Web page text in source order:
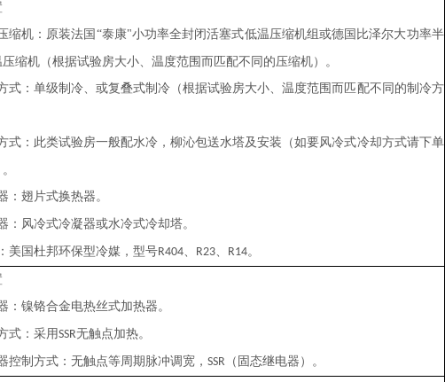
缩机：原装法国“泰康"小功率全封闭活塞式低温压缩机组或德国比泽尔大功率半
缩机（根据试验房大小、温度范围而匹配不同的压缩机）。
式：单级制冷、或复叠式制冷（根据试验房大小、温度范围而匹配不同的制冷方
式：此类试验房一般配水冷，柳沁包送水塔及安装（如要风冷式冷却方式请下单
：翅片式换热器。
：风冷式冷凝器或水冷式冷却塔。
美国杜邦环保型冷媒，型号R404、 R23、 R14。
： 镍铬合金电热丝式加热器。
式：采用SSR无触点加热。
控制方式：无触点等周期脉冲调宽， SSR （固态继电器）。